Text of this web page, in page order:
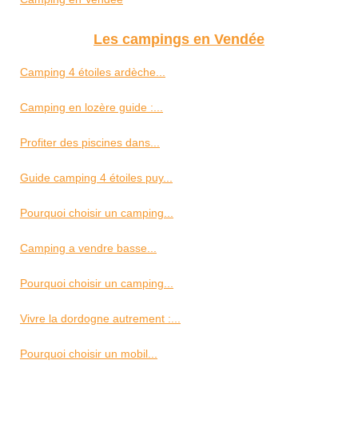
Les campings en Vendée
Camping 4 étoiles ardèche...
Camping en lozère guide :...
Profiter des piscines dans...
Guide camping 4 étoiles puy...
Pourquoi choisir un camping...
Camping a vendre basse...
Pourquoi choisir un camping...
Vivre la dordogne autrement :...
Pourquoi choisir un mobil...